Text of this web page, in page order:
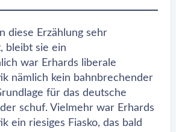
diese Erzählung sehr
bleibt sie ein
war Erhards liberale
nämlich kein bahnbrechender
für das deutsche
schuf. Vielmehr war Erhards
ein riesiges Fiasko, das bald